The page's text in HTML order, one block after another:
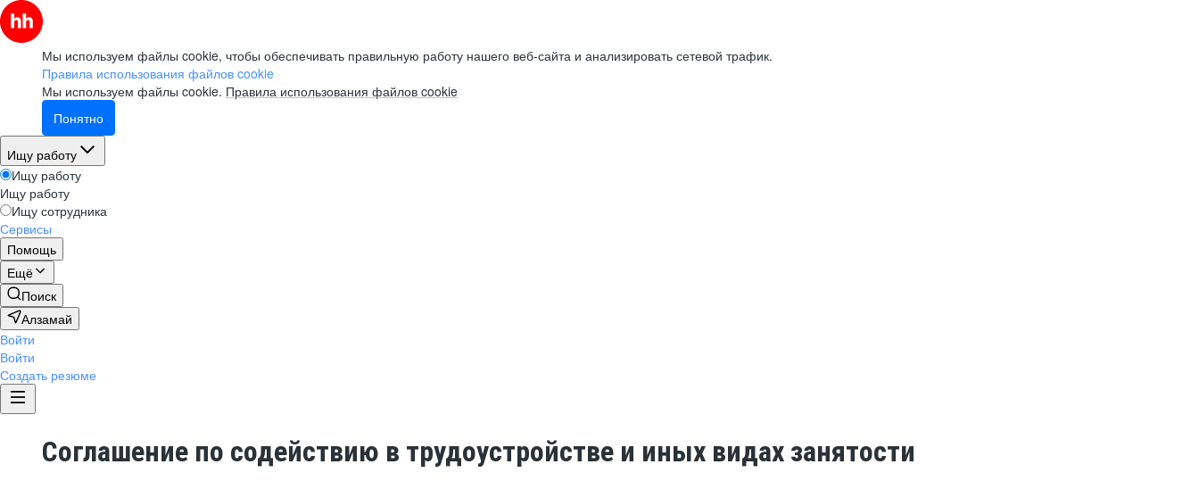
Мы используем файлы cookie, чтобы обеспечивать правильную работу нашего веб-сайта и анализировать сетевой трафик.
Правила использования файлов cookie
Мы используем файлы cookie. Правила использования файлов cookie
Понятно
Ищу работу
Ищу работу
Ищу работу
Ищу сотрудника
Сервисы
Помощь
Ещё
Поиск
Алзамай
Войти
Войти
Создать резюме
Соглашение по содействию в трудоустройстве и иных видах занятости